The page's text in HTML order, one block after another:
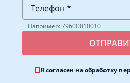
Например: 79600010010
Я согласен на обработку